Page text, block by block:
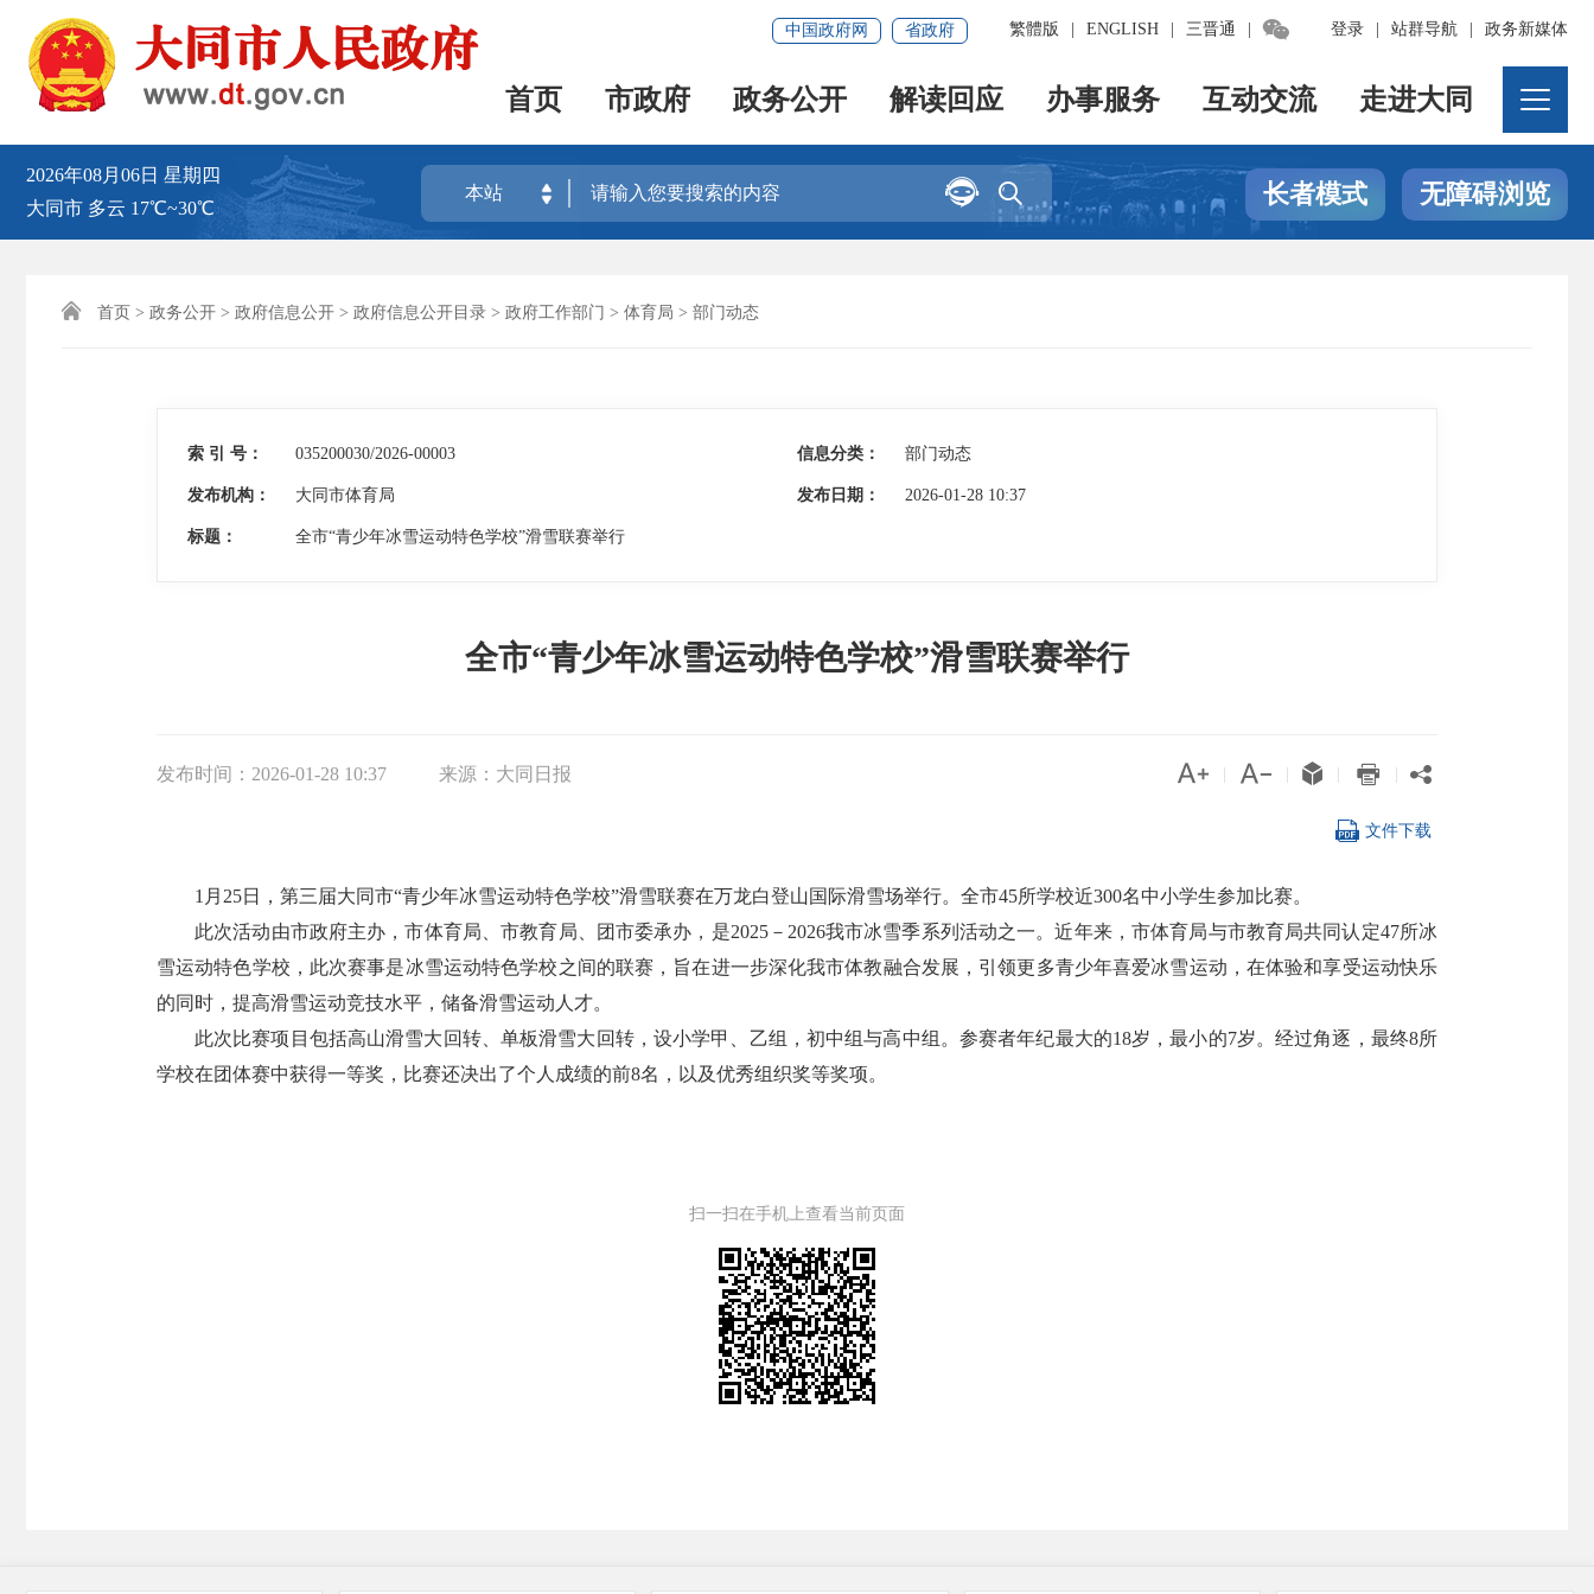
登录 站群导航 政务新媒体
繁體版 ENGLISH 三晋通 
中国政府网 省政府
首页 市政府 政务公开 解读回应 办事服务 互动交流 走进大同
2026年08月06日 星期四
大同市 多云 17℃~30℃
本站 
 长者模式 无障碍浏览
 首页 > 政务公开 > 政府信息公开 > 政府信息公开目录 > 政府工作部门 > 体育局 > 部门动态
索 引 号： 035200030/2026-00003 信息分类： 部门动态
发布机构： 大同市体育局 发布日期： 2026-01-28 10:37
标题： 全市“青少年冰雪运动特色学校”滑雪联赛举行
全市“青少年冰雪运动特色学校”滑雪联赛举行
发布时间： 2026-01-28 10:37 来源： 大同日报     
 文件下载
1月25日，第三届大同市“青少年冰雪运动特色学校”滑雪联赛在万龙白登山国际滑雪场举行。全市45所学校近300名中小学生参加比赛。
此次活动由市政府主办，市体育局、市教育局、团市委承办，是2025－2026我市冰雪季系列活动之一。近年来，市体育局与市教育局共同认定47所冰
雪运动特色学校，此次赛事是冰雪运动特色学校之间的联赛，旨在进一步深化我市体教融合发展，引领更多青少年喜爱冰雪运动，在体验和享受运动快乐
的同时，提高滑雪运动竞技水平，储备滑雪运动人才。
此次比赛项目包括高山滑雪大回转、单板滑雪大回转，设小学甲、乙组，初中组与高中组。参赛者年纪最大的18岁，最小的7岁。经过角逐，最终8所
学校在团体赛中获得一等奖，比赛还决出了个人成绩的前8名，以及优秀组织奖等奖项。
扫一扫在手机上查看当前页面